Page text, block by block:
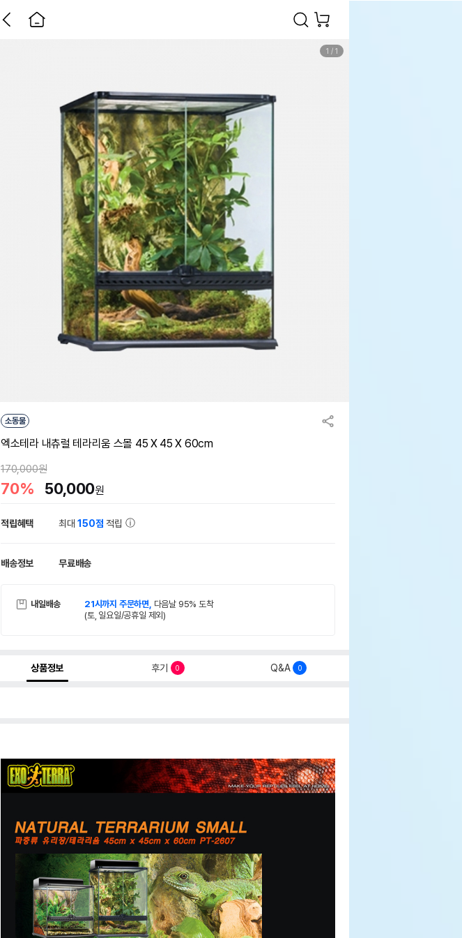
1 / 1
소동물
엑소테라 내츄럴 테라리움 스몰 45 X 45 X 60cm
170,000원
70% 50,000원
적립혜택 최대150점 적립
배송정보 무료배송
내일배송 21시까지 주문하면, 다음날 95% 도착
(토, 일요일/공휴일 제외)
상품정보 후기 0 Q&A 0